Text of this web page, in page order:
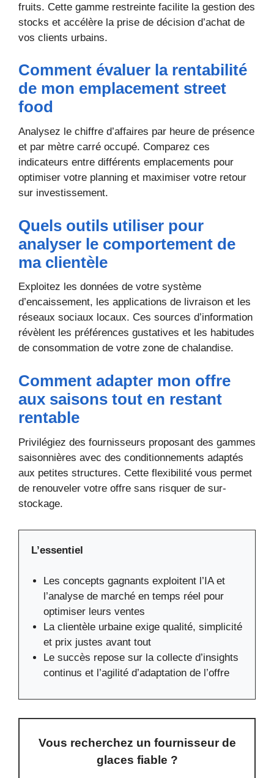
fruits. Cette gamme restreinte facilite la gestion des
stocks et accélère la prise de décision d’achat de
vos clients urbains.
Comment évaluer la rentabilité
de mon emplacement street
food
Analysez le chiffre d’affaires par heure de présence
et par mètre carré occupé. Comparez ces
indicateurs entre différents emplacements pour
optimiser votre planning et maximiser votre retour
sur investissement.
Quels outils utiliser pour
analyser le comportement de
ma clientèle
Exploitez les données de votre système
d’encaissement, les applications de livraison et les
réseaux sociaux locaux. Ces sources d’information
révèlent les préférences gustatives et les habitudes
de consommation de votre zone de chalandise.
Comment adapter mon offre
aux saisons tout en restant
rentable
Privilégiez des fournisseurs proposant des gammes
saisonnières avec des conditionnements adaptés
aux petites structures. Cette flexibilité vous permet
de renouveler votre offre sans risquer de sur-
stockage.
L’essentiel
Les concepts gagnants exploitent l’IA et
l’analyse de marché en temps réel pour
optimiser leurs ventes
La clientèle urbaine exige qualité, simplicité
et prix justes avant tout
Le succès repose sur la collecte d’insights
continus et l’agilité d’adaptation de l’offre
Vous recherchez un fournisseur de
glaces fiable ?